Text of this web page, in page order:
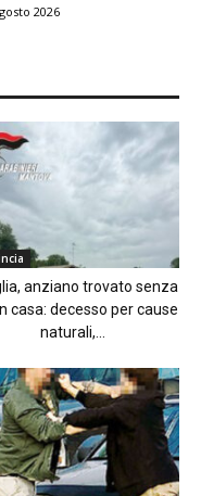
2026
anziano trovato senza
casa: decesso per cause
naturali,...